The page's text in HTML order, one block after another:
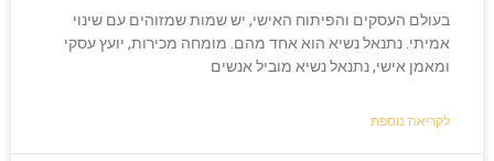
בעולם העסקים והפיתוח האישי, יש שמות שמזוהים עם שינוי
אמיתי. נתנאל נשיא הוא אחד מהם. מומחה מכירות, יועץ עסקי
ומאמן אישי, נתנאל נשיא מוביל אנשים
לקריאה נוספת